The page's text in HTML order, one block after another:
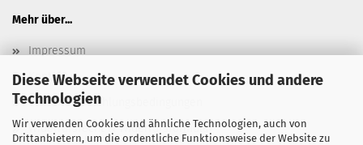
Diese Webseite verwendet Cookies und andere
Technologien
Wir verwenden Cookies und ähnliche Technologien, auch von
Drittanbietern, um die ordentliche Funktionsweise der Website zu
Mehr über...
Impressum
Kontakt
Versand- & Zahlungsbedingungen
Widerrufsrecht & Widerrufsformular